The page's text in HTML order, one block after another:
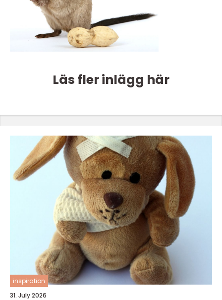
Läs fler inlägg här
inspiration
31. July 2026